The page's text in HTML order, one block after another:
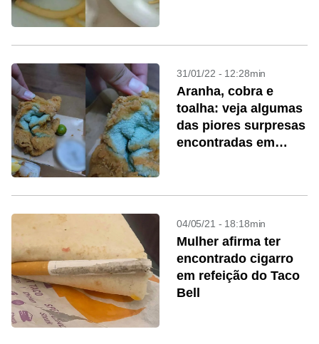
31/01/22 - 12:28min
Aranha, cobra e
toalha: veja algumas
das piores surpresas
encontradas em
04/05/21 - 18:18min
Mulher afirma ter
encontrado cigarro
em refeição do Taco
Bell